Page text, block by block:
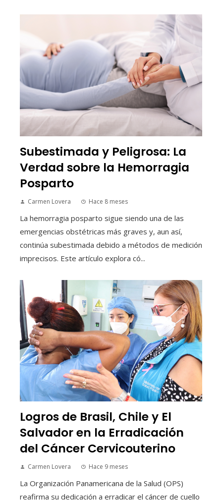
Subestimada y Peligrosa: La
Verdad sobre la Hemorragia
Posparto
Carmen Lovera Hace 8 meses
La hemorragia posparto sigue siendo una de las
emergencias obstétricas más graves y, aun así,
continúa subestimada debido a métodos de medición
imprecisos. Este artículo explora có...
Logros de Brasil, Chile y El
Salvador en la Erradicación
del Cáncer Cervicouterino
Carmen Lovera Hace 9 meses
La Organización Panamericana de la Salud (OPS)
reafirma su dedicación a erradicar el cáncer de cuello